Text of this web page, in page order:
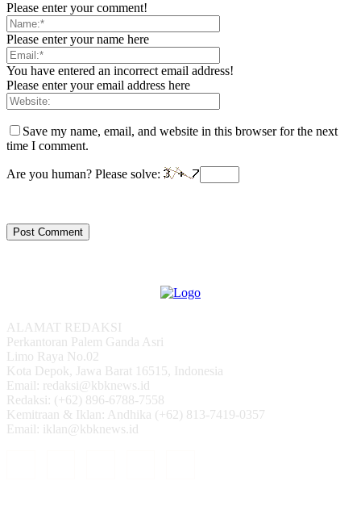
Please enter your comment!
Please enter your name here
You have entered an incorrect email address!
Please enter your email address here
Save my name, email, and website in this browser for the next
time I comment.
Are you human? Please solve:
ALAMAT REDAKSI
Perkantoran Palem Ganda Asri
Limo Raya No.02
Kota Depok, Jawa Barat 16515, Indonesia
Email: redaksi@kbknews.id
Redaksi: (+62) 896-6788-7558
Kemitraan & Iklan: Andhika (+62) 813-7419-0357
Email: iklan@kbknews.id